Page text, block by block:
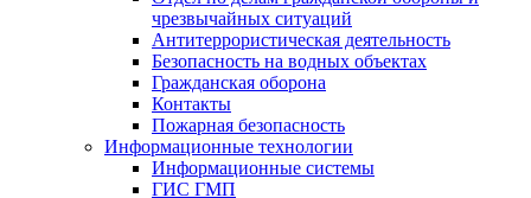
чрезвычайных ситуаций
Антитеррористическая деятельность
Безопасность на водных объектах
Гражданская оборона
Контакты
Пожарная безопасность
Информационные технологии
Информационные системы
ГИС ГМП